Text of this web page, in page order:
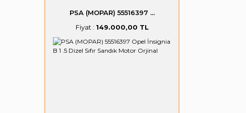
PSA (MOPAR) 55516397 ...
Fiyat : 149.000,00 TL